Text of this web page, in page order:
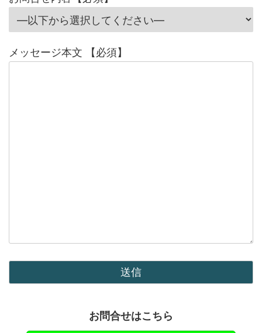
メッセージ本文 【必須】
お問合せはこちら